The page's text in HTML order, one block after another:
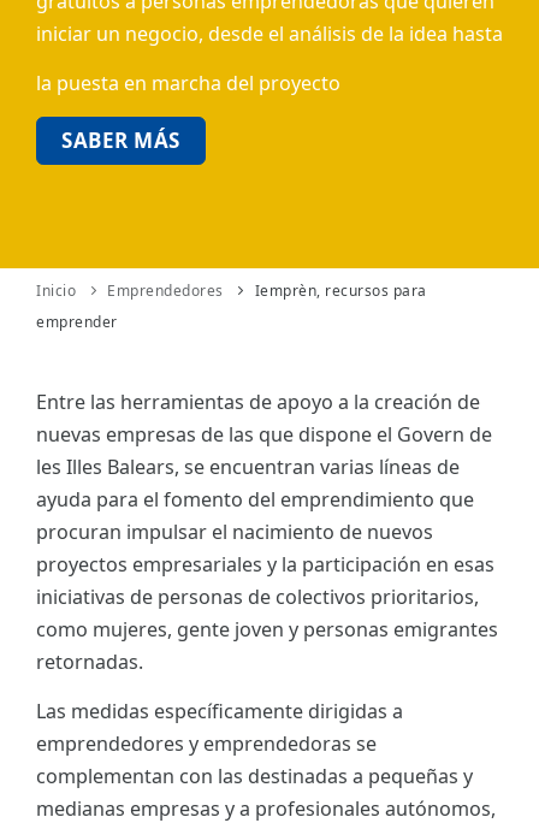
ES
CAT
iniciar un negocio, desde el análisis de la idea hasta
la puesta en marcha del proyecto
SABER MÁS
Inicio Emprendedores
Iemprèn, recursos para
emprender
Entre las herramientas de apoyo a la creación de
nuevas empresas de las que dispone el Govern de
les Illes Balears, se encuentran varias líneas de
ayuda para el fomento del emprendimiento que
procuran impulsar el nacimiento de nuevos
proyectos empresariales y la participación en esas
iniciativas de personas de colectivos prioritarios,
como mujeres, gente joven y personas emigrantes
retornadas.
Las medidas específicamente dirigidas a
emprendedores y emprendedoras se
complementan con las destinadas a pequeñas y
medianas empresas y a profesionales autónomos,